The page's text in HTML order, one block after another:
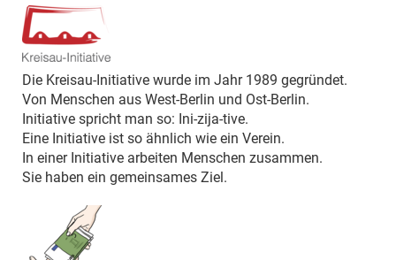
Die Kreisau-Initiative wurde im Jahr 1989 gegründet.
Von Menschen aus West-Berlin und Ost-Berlin.
Initiative spricht man so: Ini-zija-tive.
Eine Initiative ist so ähnlich wie ein Verein.
In einer Initiative arbeiten Menschen zusammen.
Sie haben ein gemeinsames Ziel.